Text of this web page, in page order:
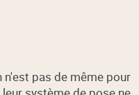
pas de même pour